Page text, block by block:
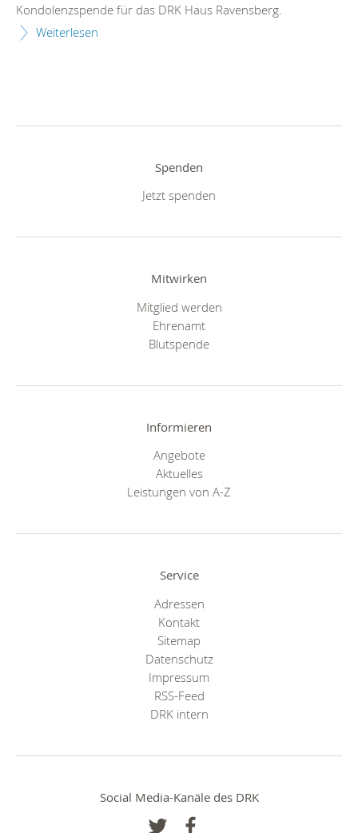
Kondolenzspende für das DRK Haus Ravensberg.
Weiterlesen
Spenden
Jetzt spenden
Mitwirken
Mitglied werden
Ehrenamt
Blutspende
Informieren
Angebote
Aktuelles
Leistungen von A-Z
Service
Adressen
Kontakt
Sitemap
Datenschutz
Impressum
RSS-Feed
DRK intern
Social Media-Kanäle des DRK